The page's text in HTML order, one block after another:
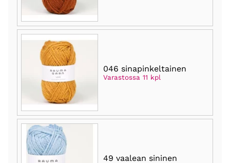
046 sinapinkeltainen
Varastossa 11 kpl
49 vaalean sininen